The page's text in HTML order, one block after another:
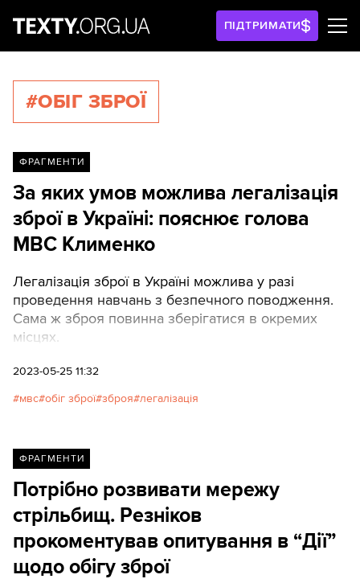
ПІДТРИМАТИ
#ОБІГ ЗБРОЇ
ФРАГМЕНТИ
За яких умов можлива легалізація
зброї в Україні: пояснює голова
МВС Клименко
Легалізація зброї в Україні можлива у разі
проведення навчань з безпечного поводження.
Сама ж зброя повинна зберігатися в окремих
місцях.
2023-05-25 11:32
мвс обіг зброї зброя легалізація
ФРАГМЕНТИ
Потрібно розвивати мережу
стрільбищ. Резніков
прокоментував опитування в “Дії”
щодо обігу зброї